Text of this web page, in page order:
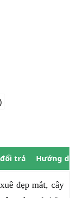
trả Hướng
đẹp mắt, cây